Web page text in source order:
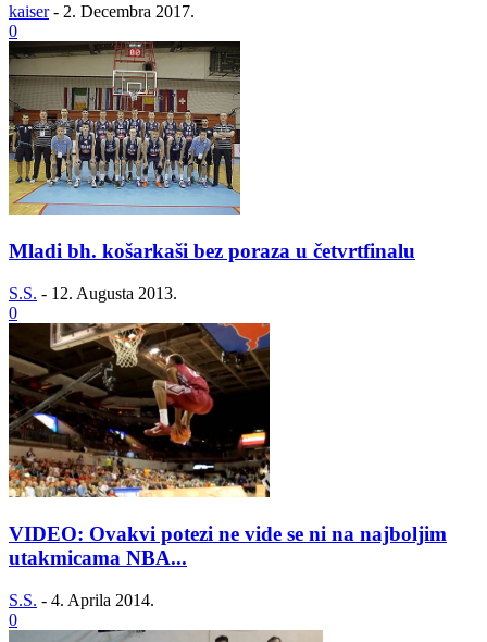
kaiser - 2. Decembra 2017.
0
Mladi bh. košarkaši bez poraza u četvrtfinalu
S.S. - 12. Augusta 2013.
0
VIDEO: Ovakvi potezi ne vide se ni na najboljim
utakmicama NBA...
S.S. - 4. Aprila 2014.
0